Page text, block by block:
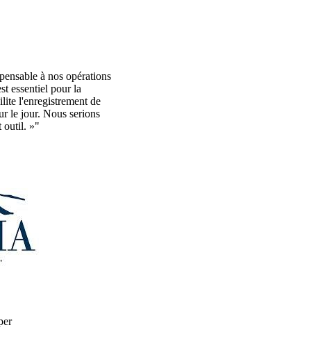
à nos opérations
essentiel pour la
l'enregistrement de
le jour. Nous serions
outil. »"